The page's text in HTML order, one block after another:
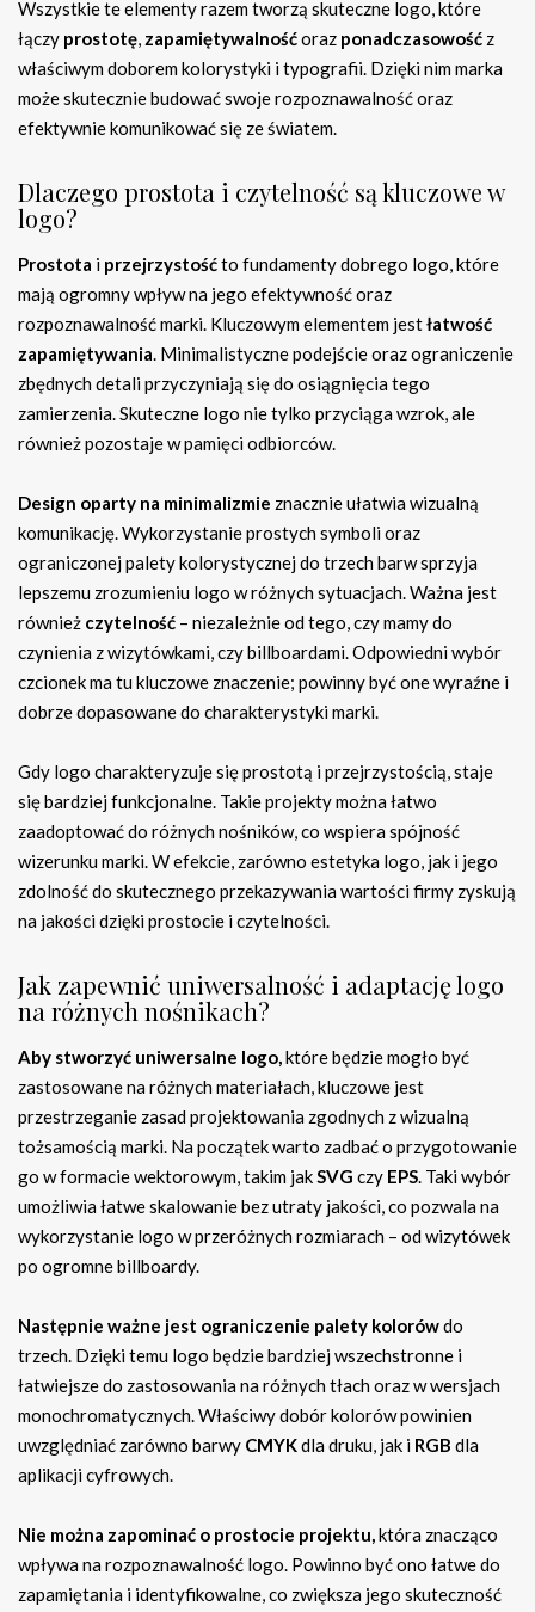
Wszystkie te elementy razem tworzą skuteczne logo, które
łączy prostotę, zapamiętywalnośćoraz ponadczasowość z
właściwym doborem kolorystyki i typografii. Dzięki nim marka
może skutecznie budować swoje rozpoznawalność oraz
efektywnie komunikować się ze światem.
Dlaczego prostota i czytelność są kluczowe w
logo?
Prostota i przejrzystośćto fundamenty dobrego logo, które
mają ogromny wpływ na jego efektywność oraz
rozpoznawalność marki. Kluczowym elementem jestłatwość
zapamiętywania. Minimalistyczne podejście oraz ograniczenie
zbędnych detali przyczyniają się do osiągnięcia tego
zamierzenia. Skuteczne logo nie tylko przyciąga wzrok, ale
również pozostaje w pamięci odbiorców.
Design oparty na minimalizmie znacznie ułatwia wizualną
komunikację. Wykorzystanie prostych symboli oraz
ograniczonej palety kolorystycznej do trzech barw sprzyja
lepszemu zrozumieniu logo w różnych sytuacjach. Ważna jest
również czytelność – niezależnie od tego, czy mamy do
czynienia z wizytówkami, czy billboardami. Odpowiedni wybór
czcionek ma tu kluczowe znaczenie; powinny być one wyraźne i
dobrze dopasowane do charakterystyki marki.
Gdy logo charakteryzuje się prostotą i przejrzystością, staje
się bardziej funkcjonalne. Takie projekty można łatwo
zaadoptować do różnych nośników, co wspiera spójność
wizerunku marki. W efekcie, zarówno estetyka logo, jak i jego
zdolność do skutecznego przekazywania wartości firmy zyskują
na jakości dzięki prostocie i czytelności.
Jak zapewnić uniwersalność i adaptację logo
na różnych nośnikach?
Aby stworzyć uniwersalne logo,które będzie mogło być
zastosowane na różnych materiałach, kluczowe jest
przestrzeganie zasad projektowania zgodnych z wizualną
tożsamością marki. Na początek warto zadbać o przygotowanie
go w formacie wektorowym, takim jakSVG czy EPS. Taki wybór
umożliwia łatwe skalowanie bez utraty jakości, co pozwala na
wykorzystanie logo w przeróżnych rozmiarach – od wizytówek
po ogromne billboardy.
Następnie ważne jest ograniczenie palety kolorówdo
trzech. Dzięki temu logo będzie bardziej wszechstronne i
łatwiejsze do zastosowania na różnych tłach oraz w wersjach
monochromatycznych. Właściwy dobór kolorów powinien
uwzględniać zarówno barwy CMYKdla druku, jak i RGB dla
aplikacji cyfrowych.
Nie można zapominać o prostocie projektu,która znacząco
wpływa na rozpoznawalność logo. Powinno być ono łatwe do
zapamiętania i identyfikowalne, co zwiększa jego skuteczność